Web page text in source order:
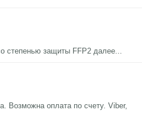
степенью защиты FFP2далее...
Возможна оплата по счету. Viber,